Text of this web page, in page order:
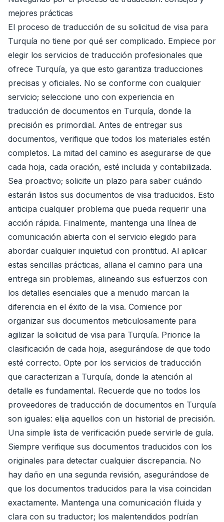
mejores prácticas
El proceso de traducción de su solicitud de visa para
Turquía no tiene por qué ser complicado. Empiece por
elegir los servicios de traducción profesionales que
ofrece Turquía, ya que esto garantiza traducciones
precisas y oficiales. No se conforme con cualquier
servicio; seleccione uno con experiencia en
traducción de documentos en Turquía, donde la
precisión es primordial. Antes de entregar sus
documentos, verifique que todos los materiales estén
completos. La mitad del camino es asegurarse de que
cada hoja, cada oración, esté incluida y contabilizada.
Sea proactivo; solicite un plazo para saber cuándo
estarán listos sus documentos de visa traducidos. Esto
anticipa cualquier problema que pueda requerir una
acción rápida. Finalmente, mantenga una línea de
comunicación abierta con el servicio elegido para
abordar cualquier inquietud con prontitud. Al aplicar
estas sencillas prácticas, allana el camino para una
entrega sin problemas, alineando sus esfuerzos con
los detalles esenciales que a menudo marcan la
diferencia en el éxito de la visa. Comience por
organizar sus documentos meticulosamente para
agilizar la solicitud de visa para Turquía. Priorice la
clasificación de cada hoja, asegurándose de que todo
esté correcto. Opte por los servicios de traducción
que caracterizan a Turquía, donde la atención al
detalle es fundamental. Recuerde que no todos los
proveedores de traducción de documentos en Turquía
son iguales: elija aquellos con un historial de precisión.
Una simple lista de verificación puede servirle de guía.
Siempre verifique sus documentos traducidos con los
originales para detectar cualquier discrepancia. No
hay daño en una segunda revisión, asegurándose de
que los documentos traducidos para la visa coincidan
exactamente. Mantenga una comunicación fluida y
clara con su traductor; los malentendidos podrían